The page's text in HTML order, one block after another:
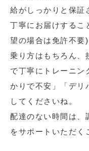
給がしっかりと保証
丁寧にお届けするこ
望の場合は免許不要)
乗り方はもちろん、
で丁寧にトレーニン
かりで不安」「デリ
してくださいね。
配達のない時間は、
をサポートいただく